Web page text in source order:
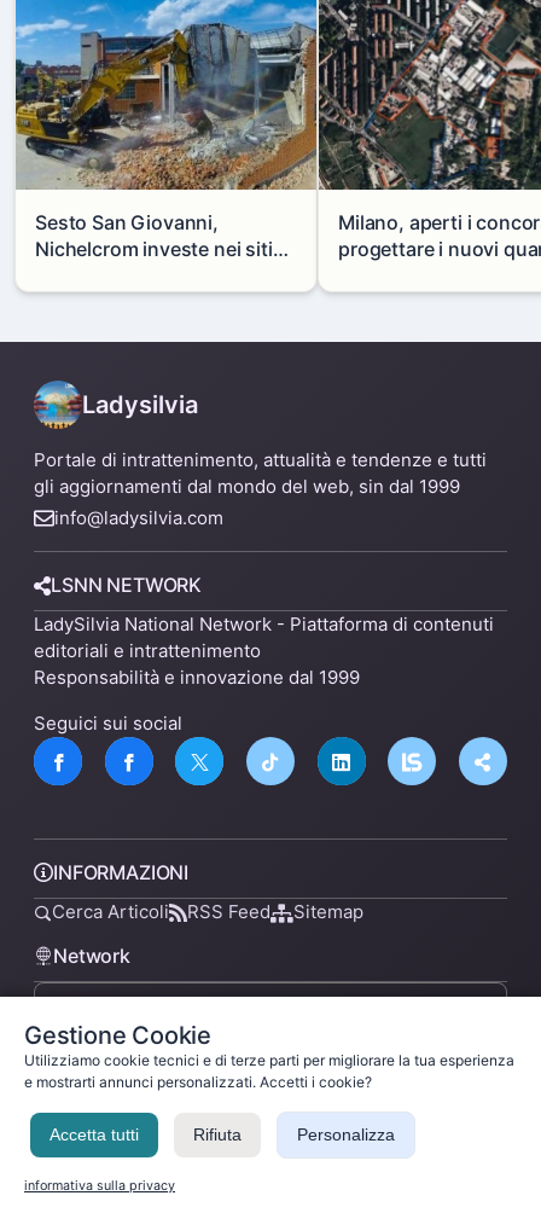
Sesto San Giovanni,
Nichelcrom investe nei siti
capannone per fare spazio a
Milano, aperti i
progettare i nuovi
Mare
Gestione Cookie
Utilizziamo cookie tecnici e di terze parti per migliorare la tua esperienza
e mostrarti annunci personalizzati. Accetti i cookie?
Accetta tutti Rifiuta Personalizza
informativa sulla privacy
Ladysilvia
Portale di intrattenimento, attualità e tendenze e tutti
gli aggiornamenti dal mondo del web, sin dal 1999
info@ladysilvia.com
LSNN NETWORK
LadySilvia National Network - Piattaforma di contenuti
editoriali e intrattenimento
Responsabilità e innovazione dal 1999
Seguici sui social
INFORMAZIONI
Cerca Articoli RSS Feed Sitemap
Network
lsnn.net
Privacy PolicyTermini di ServizioLicenza